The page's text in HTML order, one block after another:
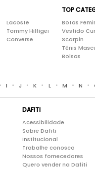
Lacoste
Tommy Hilfiger
Converse
TOP
Botas
Vestido
Scarpin
Tênis
Bolsas
• I • J • K • L • M • N •
DAFITI
Acessibilidade
Sobre Dafiti
Institucional
Trabalhe conosco
Nossos fornecedores
Quero vender na Dafiti